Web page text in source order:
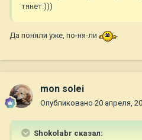
тянет.)))
Да поняли уже, по-ня-ли
mon solei
Опубликовано 20 апреля,
Shokolabr сказал: